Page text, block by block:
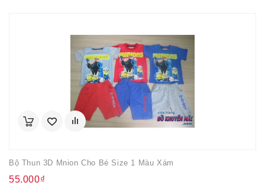
Bộ Thun 3D Mnion Cho Bé Size 1 Màu Xám
55.000₫